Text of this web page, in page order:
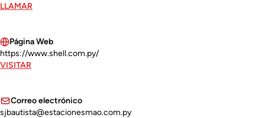
LLAMAR
Página Web
https://www.shell.com.py/
VISITAR
Correo electrónico
sjbautista@estacionesmao.com.py